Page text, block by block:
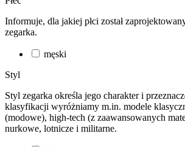
Informuje, dla jakiej płci został
zegarka.
męski
Styl
Styl zegarka określa jego charakter i
klasyfikacji wyróżniamy m.in. modele
(modowe), high-tech (z zaawansowanych
nurkowe, lotnicze i militarne.